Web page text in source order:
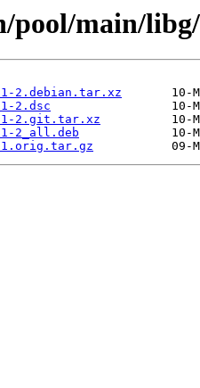
pool/main/
2.debian.tar.xz
2.dsc
2.git.tar.xz
2_all.deb